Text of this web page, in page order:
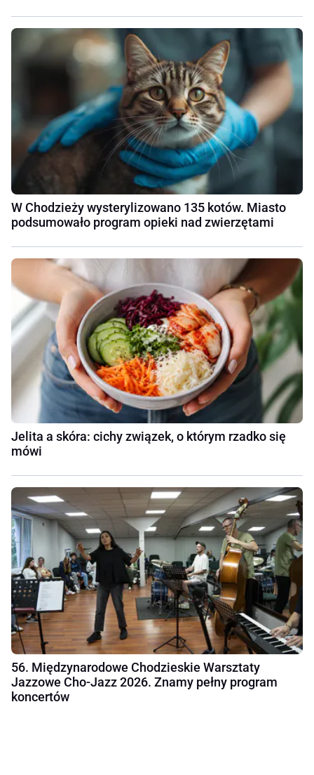
W Chodzieży wysterylizowano 135 kotów. Miasto
podsumowało program opieki nad zwierzętami
Jelita a skóra: cichy związek, o którym rzadko się
mówi
56. Międzynarodowe Chodzieskie Warsztaty
Jazzowe Cho-Jazz 2026. Znamy pełny program
koncertów